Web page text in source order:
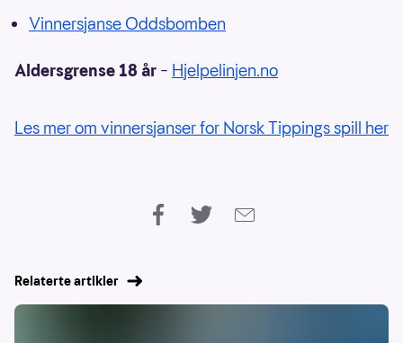
Vinnersjanse Oddsbomben
Aldersgrense 18 år – Hjelpelinjen.no
Les mer om vinnersjanser for Norsk Tippings spill her
Relaterte artikler